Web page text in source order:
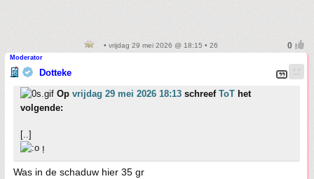
• vrijdag 29 mei 2026 @ 18:15 • 26
Moderator
Dotteke
Op vrijdag 29 mei 2026 18:13 schreef ToT het
volgende:
[..]
!
Was in de schaduw hier 35 gr